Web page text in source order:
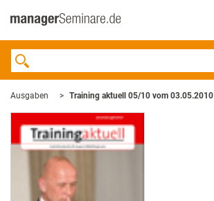
Ausgaben Training aktuell 05/10 vom 03.05.2010